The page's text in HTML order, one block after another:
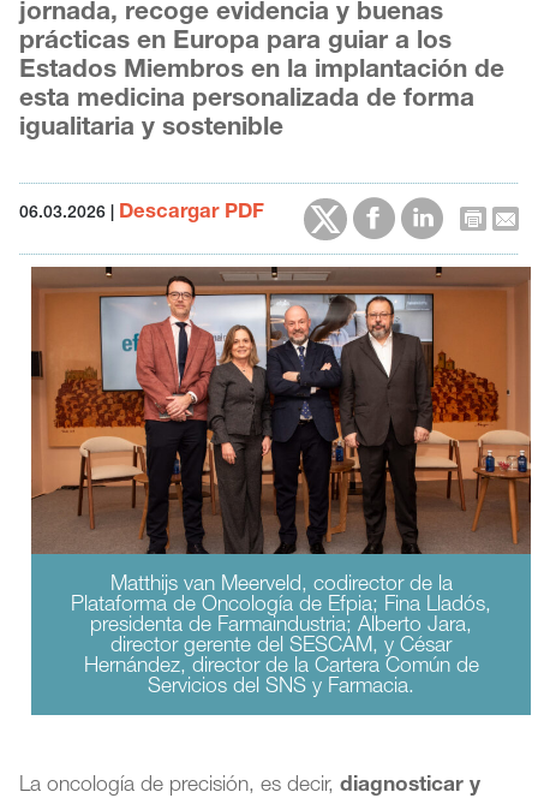
jornada, recoge evidencia y buenas
prácticas en Europa para guiar a los
Estados Miembros en la implantación de
esta medicina personalizada de forma
igualitaria y sostenible
06.03.2026 Descargar PDF
Matthijs van Meerveld, codirector de la
Plataforma de Oncología de Efpia; Fina Lladós,
presidenta de Farmaindustria; Alberto Jara,
director gerente del SESCAM, y César
Hernández, director de la Cartera Común de
Servicios del SNS y Farmacia.
La oncología de precisión, es decir,diagnosticar y